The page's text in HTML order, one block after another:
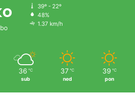
39º - 22º
48%
1.37 km/h
36 ℃
sub
37 ℃
ned
39 ℃
pon